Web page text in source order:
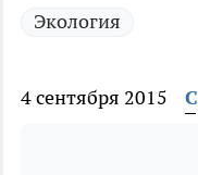
Экология
4 сентября 2015